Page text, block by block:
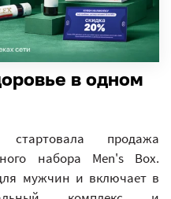
в одном
продажа
набора Men's Box.
мужчин и включает в